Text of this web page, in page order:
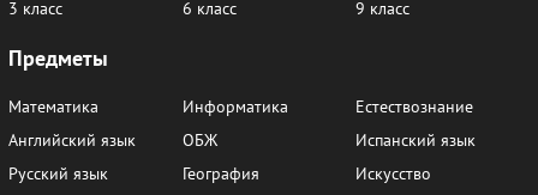
3 класс
6 класс
9 класс
Предметы
Математика
Английский язык
Русский язык
Информатика
ОБЖ
География
Естествознание
Испанский язык
Искусство